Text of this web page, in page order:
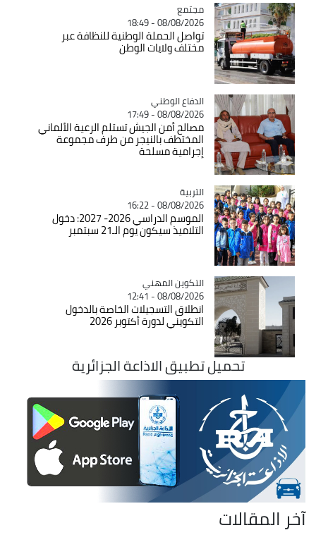
Catégorie
مجتمع
08/08/2026 - 18:49
تواصل الحملة الوطنية للنظافة عبر
مختلف ولايات الوطن
Catégorie
الدفاع الوطني
08/08/2026 - 17:49
مصالح أمن الجيش تستلم الرعية الألماني
المختطف بالنيجر من طرف مجموعة
إجرامية مسلحة
Catégorie
التربية
08/08/2026 - 16:22
الموسم الدراسي 2026- 2027: دخول
التلاميذ سيكون يوم الـ21 سبتمبر
Catégorie
التكوين المهني
08/08/2026 - 12:41
انطلاق التسجيلات الخاصة بالدخول
التكويني لدورة أكتوبر 2026
تحميل تطبيق الاذاعة الجزائرية
آخر المقالات